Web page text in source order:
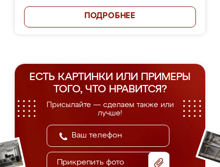
ПОДРОБНЕЕ
ЕСТЬ КАРТИНКИ ИЛИ ПРИМЕРЫ
ТОГО, ЧТО НРАВИТСЯ?
Присылайте — сделаем также или
лучше!
Прикрепить фото